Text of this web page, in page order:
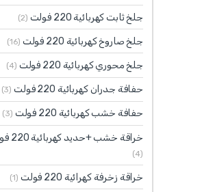
جلخ ثابت كهربائية 220 فولت (2)
جلخ صاروخ كهربائية 220 فولت (16)
جلخ محوري كهربائية 220 فولت (4)
حفافة جدران كهربائية 220 فولت (3)
حفافة خشب كهربائية 220 فولت (3)
خراقة خشب +حديد كهربائية 220 فولت
(4)
خراقة زخرفة كهرائية 220 فولت (1)